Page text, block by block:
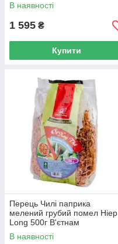
В наявності
1 595 ₴
Купити
Перець Чилі паприка
мелений грубий помел Hiep
Long 500г В'єтнам
В наявності